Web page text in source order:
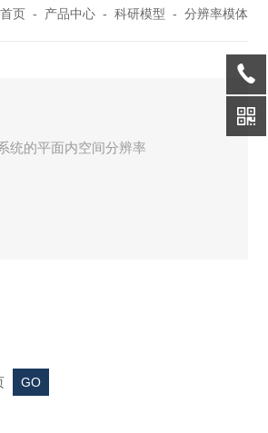
首页 - 产品中心 - 科研模型 - 分辨率模体
统的平面内空间分辨率